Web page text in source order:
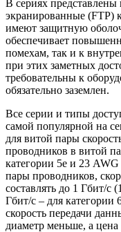
В сериях
экранированные (FTP)
имеют защитную
обеспечивает
помехам, так и к
при этих заметных
требовательны к
обязательно заземлен.
Все серии и типы
самой популярной на
для витой пары
проводников в витой
категории 5e и 23
пары проводников,
составлять до 1 Гбит/с
Гбит/с – для категории
скорость передачи
диаметр меньше, а цена